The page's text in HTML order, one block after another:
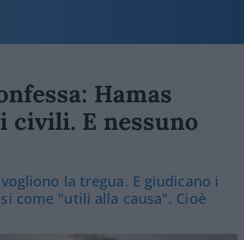
Hamas
civili. E nessuno
la tregua. E giudicano i
come "utili alla causa". Cioè